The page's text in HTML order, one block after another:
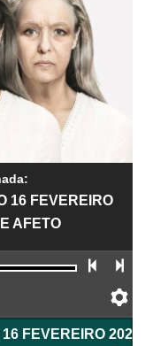
16 FEVEREIRO
AFETO
Faixa
FEVEREIRO 2026 -